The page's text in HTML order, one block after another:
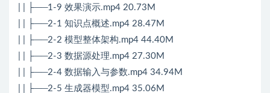
| | ├──1-9 效果演示.mp4 20.73M
| | ├──2-1 知识点概述.mp4 28.47M
| | ├──2-2 模型整体架构.mp4 44.40M
| | ├──2-3 数据源处理.mp4 27.30M
| | ├──2-4 数据输入与参数.mp4 34.94M
| | ├──2-5 生成器模型.mp4 35.06M